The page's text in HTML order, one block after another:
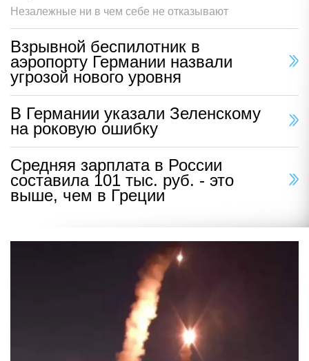
Незалежные ни в чем себе не отказывают
Взрывной беспилотник в
аэропорту Германии назвали
угрозой нового уровня
В Германии указали Зеленскому
на роковую ошибку
Средняя зарплата в России
составила 101 тыс. руб. - это
выше, чем в Греции